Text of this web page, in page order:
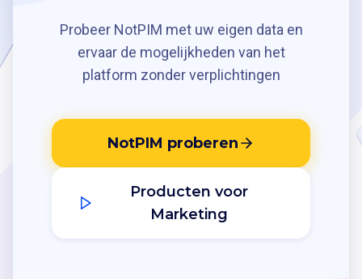
Probeer NotPIM met uw eigen data en
ervaar de mogelijkheden van het
platform zonder verplichtingen
NotPIM proberen
Producten voor
Marketing